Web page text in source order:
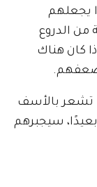
يجعلهم
من الدروع
كان هناك
ضعفهم.
تشعر بالأسف
سيجبرهم